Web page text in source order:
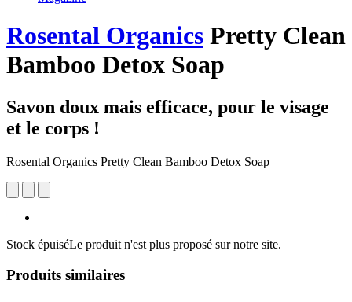
Rosental Organics Pretty Clean
Bamboo Detox Soap
Savon doux mais efficace, pour le visage
et le corps !
Rosental Organics Pretty Clean Bamboo Detox Soap
Stock épuiséLe produit n'est plus proposé sur notre site.
Produits similaires